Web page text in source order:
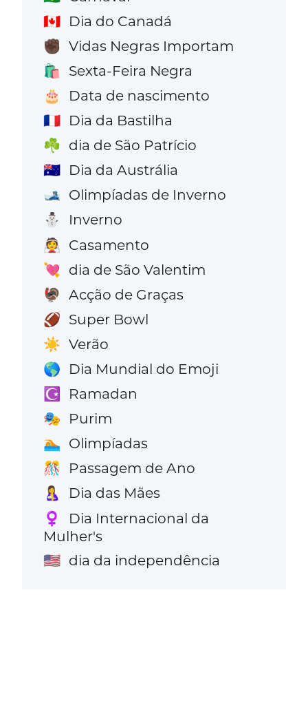
🇨🇦 Dia do Canadá
✊🏿 Vidas Negras Importam
🛍️ Sexta-Feira Negra
🎂 Data de nascimento
🇫🇷 Dia da Bastilha
☘️ dia de São Patrício
🇦🇺 Dia da Austrália
🎿 Olimpíadas de Inverno
⛄ Inverno
👰 Casamento
💘 dia de São Valentim
🦃 Acção de Graças
🏈 Super Bowl
☀️ Verão
🌎 Dia Mundial do Emoji
☪️ Ramadan
🎭 Purim
🏊 Olimpíadas
🎊 Passagem de Ano
🤱 Dia das Mães
♀️
Dia Internacional da
Mulher's
🇺🇸 dia da independência